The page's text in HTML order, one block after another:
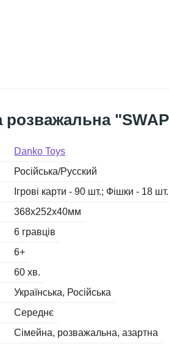
розважальна
Danko Toys
Російська/Русский
Ігрові карти - 90 шт.; Фішки - 18
368х252х40мм
6 гравців
6+
60 хв.
Українська
Російська
Середнє
Сімейна, розважальна, азартна